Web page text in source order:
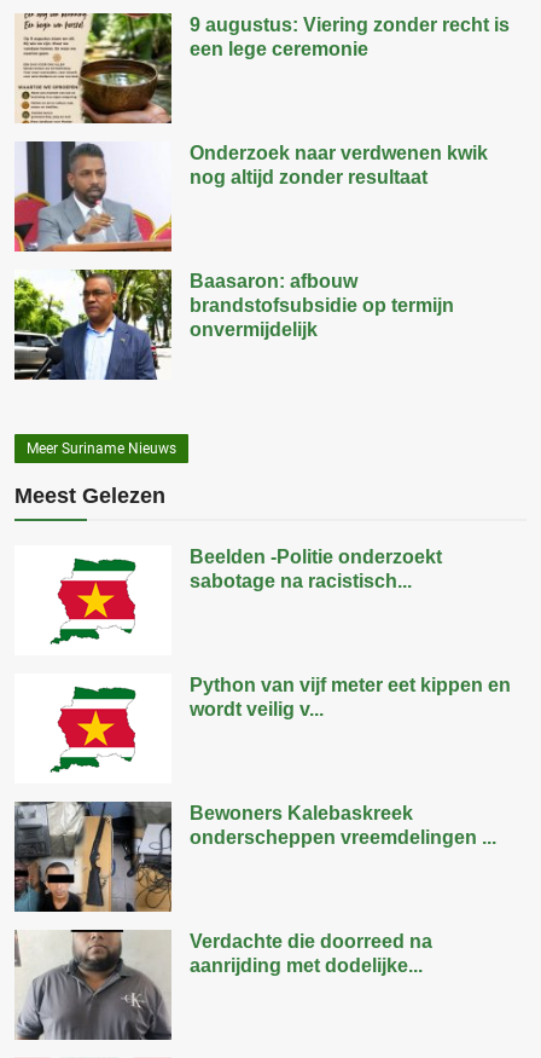
9 augustus: Viering zonder recht is
een lege ceremonie
Onderzoek naar verdwenen kwik
nog altijd zonder resultaat
Baasaron: afbouw
brandstofsubsidie op termijn
onvermijdelijk
Meer Suriname Nieuws
Meest Gelezen
Beelden -Politie onderzoekt
sabotage na racistisch...
Python van vijf meter eet kippen en
wordt veilig v...
Bewoners Kalebaskreek
onderscheppen vreemdelingen ...
Verdachte die doorreed na
aanrijding met dodelijke...